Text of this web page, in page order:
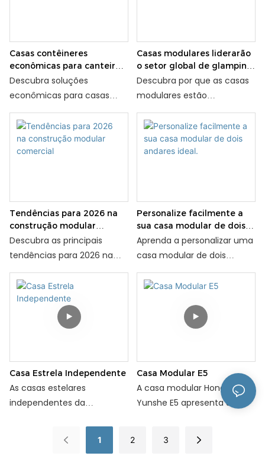
Casas contêineres
econômicas para canteiros
de obras
Descubra soluções
econômicas para casas
contêineres em canteiros
de obras — design, redução
de custos e instalação
rápida — com dicas da
Casas modulares liderarão
o setor global de glamping
em 2026.
Descubra por que as casas
modulares estão
dominando o setor global
de glamping em 2026 —
inovação em design,
funcionalidade e demanda
Yunshe.
Tendências para 2026 na
construção modular
comercial
Descubra as principais
tendências para 2026 na
construção modular
comercial — design leve,
tecnologia inteligente,
sustentabilidade e muito
mais — com base na
Yunshe no setor.
Personalize facilmente a
sua casa modular de dois
andares ideal.
Aprenda a personalizar uma
casa modular de dois
andares — layout, materiais,
funções e instalação — com
Hongyuan Yunshe.
Casa Estrela Independente
As casas estelares
independentes da
vidro em formato de
Casa Modular E5
A casa modular Hongyuan
Yunshe E5 apresenta um
espaços amplos e estrutura
1 2 3